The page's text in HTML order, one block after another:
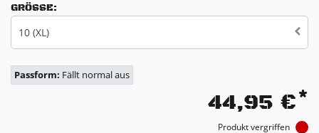
GRÖSSE:
10 (XL)
Passform: Fällt normal aus
44,95 €*
Produkt vergriffen